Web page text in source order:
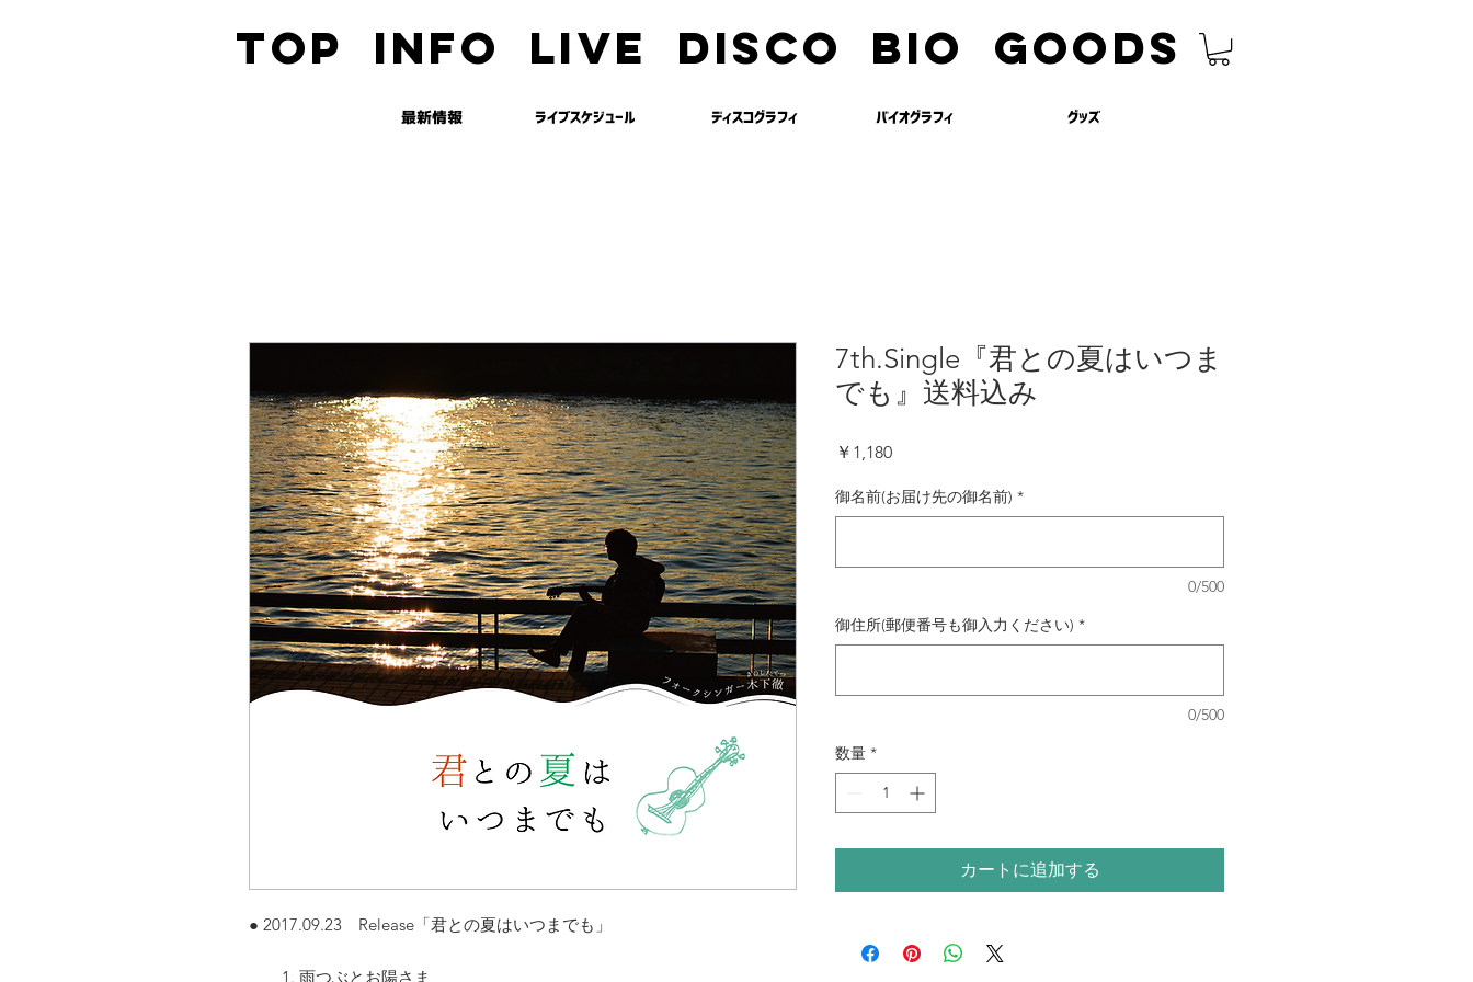
TOP INFO LIVE DISCO BIO GOODS
最新情報 ライブスケジュール ​ディスコグラフィ バイオグラフィ グッズ
● 2017.09.23 Release「君との夏はいつまでも」
1. 雨つぶとお陽さま
7th.Single『君との夏はいつま
でも』送料込み
￥1,180価
御名前(お届け先の御名前) *
0/500
御住所(郵便番号も御入力ください) *
0/500
数量 *
カートに追加する